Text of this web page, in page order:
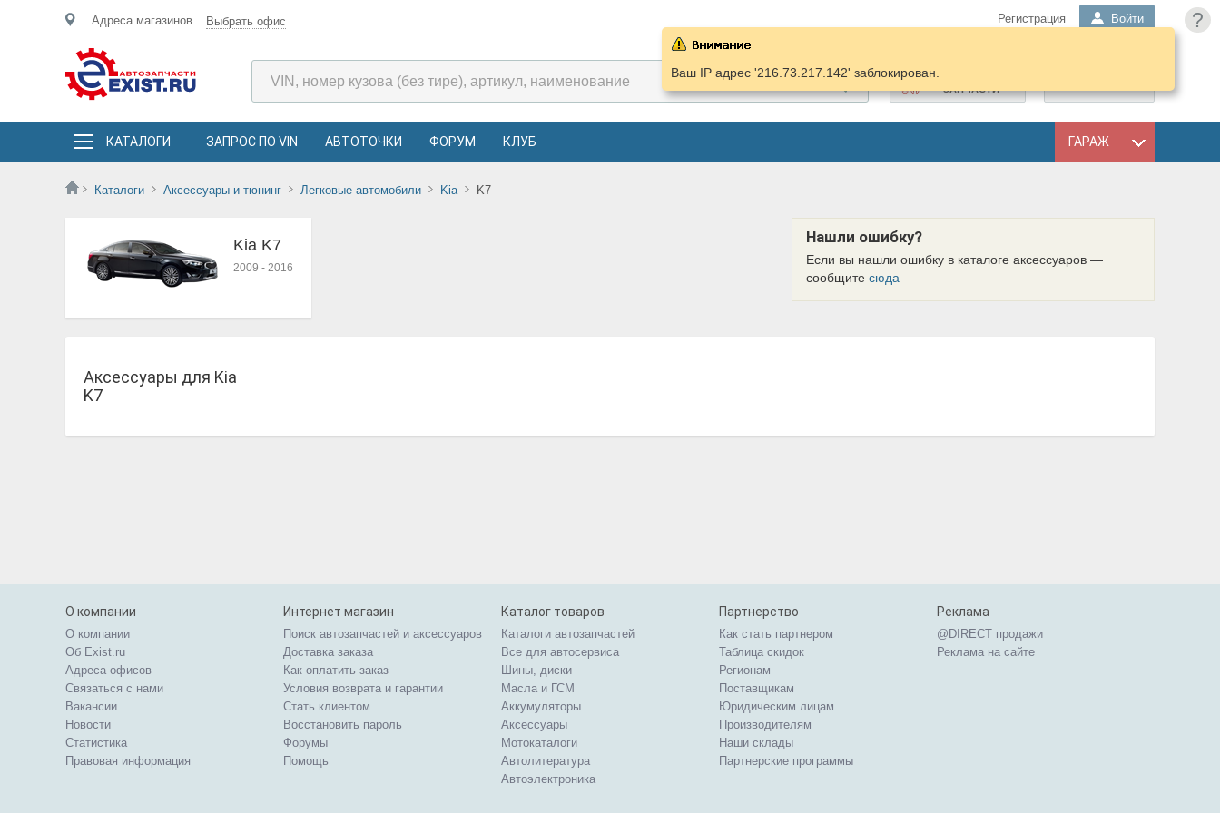
?
Адреса магазинов Выбрать офис Регистрация Войти
ЗАПЧАСТИ
КАТАЛОГИ ЗАПРОС ПО VIN АВТОТОЧКИ ФОРУМ КЛУБ ГАРАЖ
Каталоги Аксессуары и тюнинг Легковые автомобили Kia K7
Ваш IP адрес '216.73.217.142' заблокирован.
Kia K7
2009 - 2016
Нашли ошибку?
Если вы нашли ошибку в каталоге аксессуаров —
сообщите сюда
Аксессуары для Kia
K7
О компании
О компании
Об Exist.ru
Адреса офисов
Связаться с нами
Вакансии
Новости
Статистика
Правовая информация
Интернет магазин
Поиск автозапчастей и аксессуаров
Доставка заказа
Как оплатить заказ
Условия возврата и гарантии
Стать клиентом
Восстановить пароль
Форумы
Помощь
Каталог товаров
Каталоги автозапчастей
Все для автосервиса
Шины, диски
Масла и ГСМ
Аккумуляторы
Аксессуары
Мотокаталоги
Автолитература
Автоэлектроника
Партнерство
Как стать партнером
Таблица скидок
Регионам
Поставщикам
Юридическим лицам
Производителям
Наши склады
Партнерские программы
Реклама
@DIRECT продажи
Реклама на сайте